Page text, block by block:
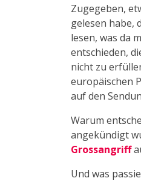
Zugegeben,
gelesen habe,
lesen, was da
entschieden,
nicht zu
europäischen
auf den
Warum
angekündigt
Grossangriff
Und was